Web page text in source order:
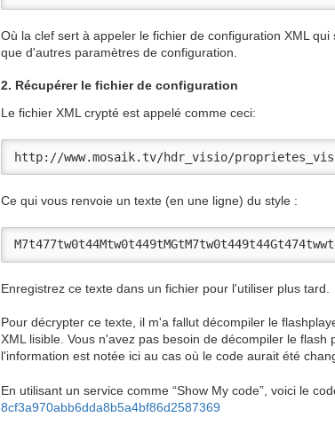
Où la clef sert à appeler le fichier de configuration XML
que d'autres paramètres de configuration.
2. Récupérer le fichier de configuration
Le fichier XML crypté est appelé comme ceci:
http://www.mosaik.tv/hdr_visio/
Ce qui vous renvoie un texte (en une ligne) du style :
Enregistrez ce texte dans un fichier pour l'utiliser plus tard.
Pour décrypter ce texte, il m'a fallut décompiler le
XML lisible. Vous n'avez pas besoin de décompiler le
l'information est notée ici au cas où le code aurait été
En utilisant un service comme “Show My code”, voici le
8cf3a970abb6dda8b5a4bf86d2587369